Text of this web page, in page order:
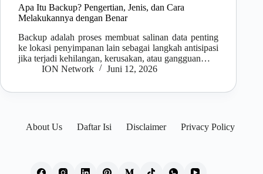
Apa Itu Backup? Pengertian, Jenis, dan Cara
Melakukannya dengan Benar
Backup adalah proses membuat salinan data penting
ke lokasi penyimpanan lain sebagai langkah antisipasi
jika terjadi kehilangan, kerusakan, atau gangguan…
ION Network
Juni 12, 2026
About Us Daftar Isi Disclaimer Privacy Policy